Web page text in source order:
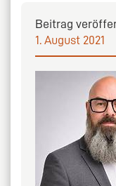
Beitrag
1. August 2021